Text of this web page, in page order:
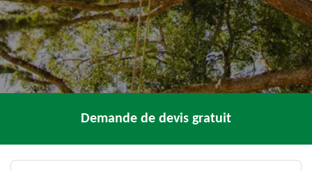
Demande de devis gratuit